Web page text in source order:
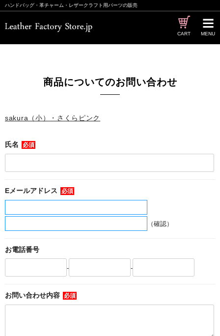
ハンドバッグ・革チャーム・レザークラフト用パーツの販売
MENU
CART
商品についてのお問い合わせ
sakura（小）・さくらピンク
氏名 必須
Eメールアドレス 必須
（確認）
お電話番号
- -
お問い合わせ内容 必須